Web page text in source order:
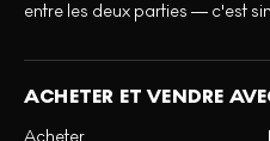
entre les deux parties — c'est
ACHETER ET VENDRE
Acheter